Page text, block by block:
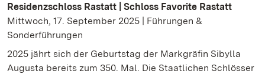
Residenzschloss Rastatt | Schloss Favorite Rastatt
Mittwoch, 17. September 2025 | Führungen &
Sonderführungen
2025 jährt sich der Geburtstag der Markgräfin Sibylla
Augusta bereits zum 350. Mal. Die Staatlichen Schlösser